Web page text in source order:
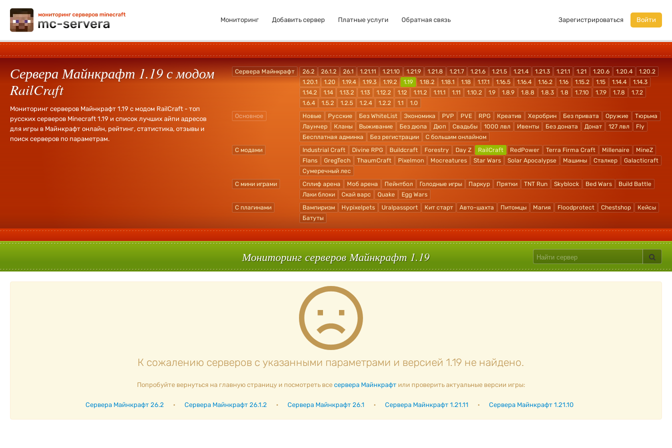
Мониторинг Добавить сервер Платные услуги Обратная связь Зарегистрироваться Войти
Сервера Майнкрафт 1.19 с модом
RailCraft
Мониторинг серверов Майнкрафт 1.19 с модом RailCraft - топ
русских серверов Minecraft 1.19 и список лучших айпи адресов
для игры в Майнкрафт онлайн, рейтинг, статистика, отзывы и
поиск серверов по параметрам.
Сервера Майнкрафт 26.2 26.1.2 26.1 1.21.11 1.21.10 1.21.9 1.21.8 1.21.7 1.21.6 1.21.5 1.21.4 1.21.3 1.21.1 1.21 1.20.6 1.20.4
1.20.2
1.20.1
1.20 1.19.4 1.19.3 1.19.2 1.19 1.18.2 1.18.1 1.18 1.17.1 1.16.5 1.16.4 1.16.2 1.16 1.15.2 1.15 1.14.4
1.14.3
1.14.2
1.14 1.13.2 1.13 1.12.2 1.12 1.11.2 1.11.1 1.11 1.10.2 1.9 1.8.9 1.8.8 1.8.3 1.8 1.7.10 1.7.9 1.7.8
1.7.2
1.6.4
1.5.2 1.2.5 1.2.4 1.2.2 1.1
1.0
Основное
Новые Русские Без WhiteList Экономика PVP PVE RPG Креатив Херобрин Без привата Оружие
Тюрьма
Лаунчер
Кланы Выживание Без дюпа Дюп Свадьбы 1000 лвл Ивенты Без доната Донат 127 лвл
Fly
Бесплатная админка
Без регистрации
С большим онлайном
С модами
Industrial Craft Divine RPG Buildcraft Forestry Day Z RailCraft RedPower Terra Firma Craft Millenaire
MineZ
Flans
GregTech ThaumCraft Pixelmon Mocreatures Star Wars Solar Apocalypse Машины Сталкер
Galacticraft
Сумеречный лес
С мини играми
Сплиф арена Моб арена Пейнтбол Голодные игры Паркур Прятки TNT Run Skyblock Bed Wars
Build Battle
Лаки блоки
Скай варс Quake
Egg Wars
С плагинами
Вампиризм Hypixelpets Uralpassport Кит старт Авто-шахта Питомцы Магия Floodprotect Chestshop
Кейсы
Батуты
Мониторинг серверов Майнкрафт 1.19
К сожалению серверов с указанными параметрами и версией 1.19 не найдено.
Попробуйте вернуться на главную страницу и посмотреть все сервера Майнкрафтили проверить актуальные версии игры:
Сервера Майнкрафт 26.2 • Сервера Майнкрафт 26.1.2 • Сервера Майнкрафт 26.1 • Сервера Майнкрафт 1.21.11 • Сервера Майнкрафт 1.21.10